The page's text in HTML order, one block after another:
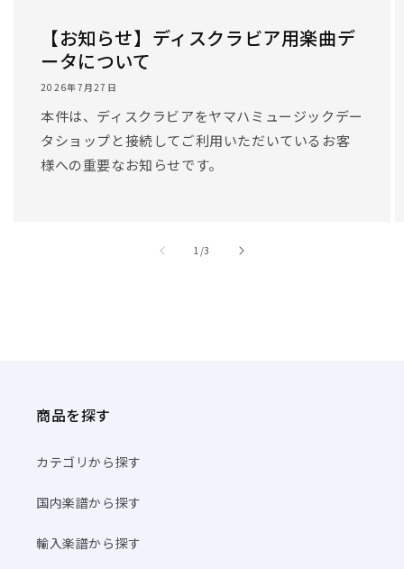
商品を探す
カテゴリから探す
国内楽譜から探す
輸入楽譜から探す